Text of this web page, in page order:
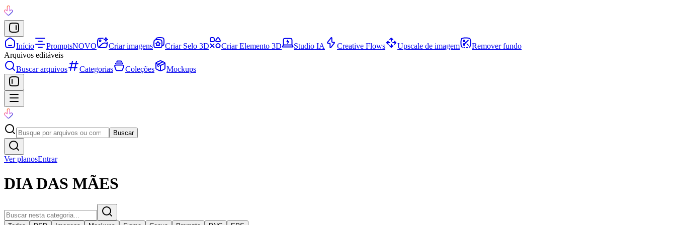
Início PromptsNOVO Criar imagens Criar Selo 3D Criar Elemento 3D Studio IA Creative Flows Upscale de imagem
Remover fundo
Arquivos editáveis
Buscar arquivos
Categorias Coleções Mockups
Buscar
Ver planosEntrar
DIA DAS MÃES